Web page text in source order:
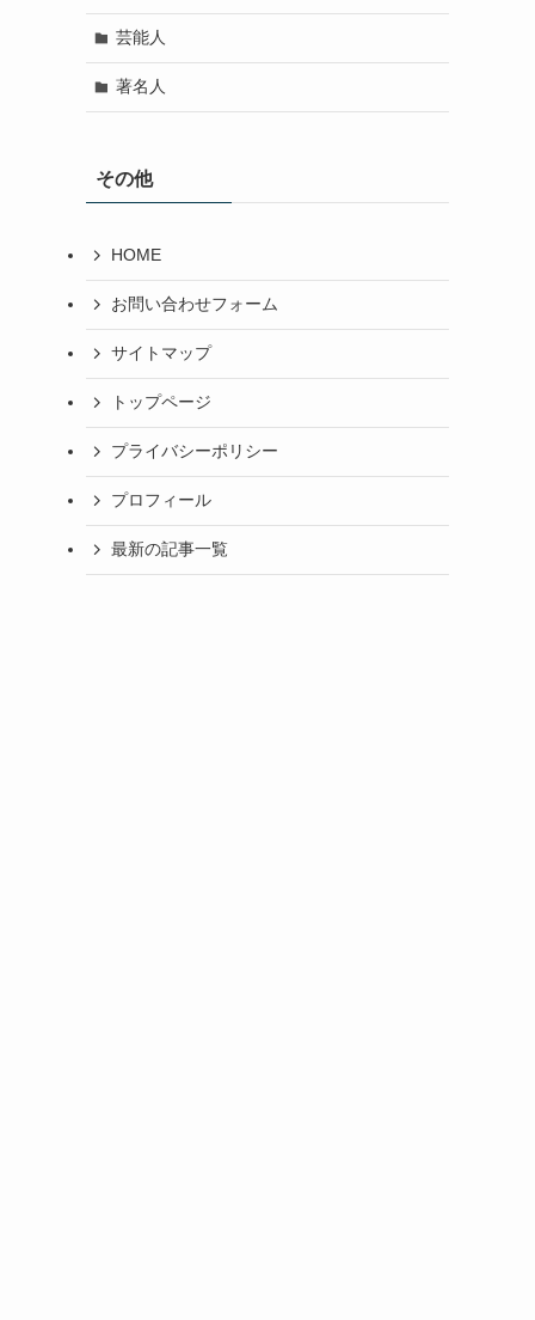
芸能人
著名人
その他
HOME
お問い合わせフォーム
サイトマップ
トップページ
プライバシーポリシー
プロフィール
最新の記事一覧